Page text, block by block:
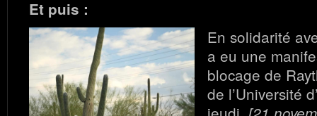
Et puis :
En solidarité
a eu une
blocage de
de l’Université